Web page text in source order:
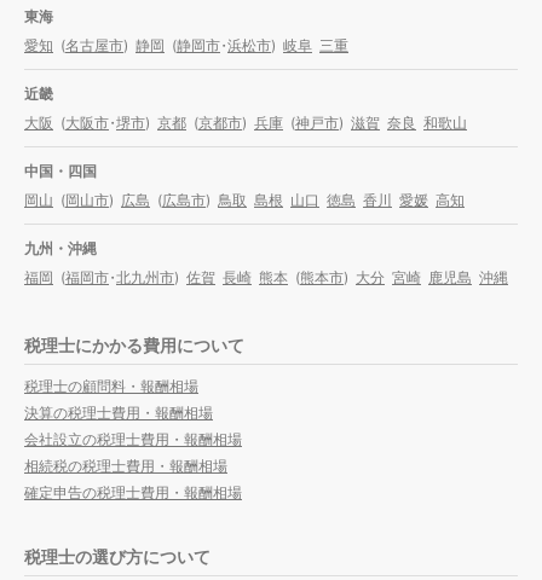
東海
愛知 (名古屋市) 静岡 (静岡市・浜松市) 岐阜 三重
近畿
大阪 (大阪市・堺市) 京都 (京都市) 兵庫 (神戸市) 滋賀 奈良 和歌山
中国・四国
岡山 (岡山市) 広島 (広島市) 鳥取 島根 山口 徳島 香川 愛媛 高知
九州・沖縄
福岡 (福岡市・北九州市) 佐賀 長崎 熊本 (熊本市) 大分 宮崎 鹿児島 沖縄
税理士にかかる費用について
税理士の顧問料・報酬相場
決算の税理士費用・報酬相場
会社設立の税理士費用・報酬相場
相続税の税理士費用・報酬相場
確定申告の税理士費用・報酬相場
税理士の選び方について